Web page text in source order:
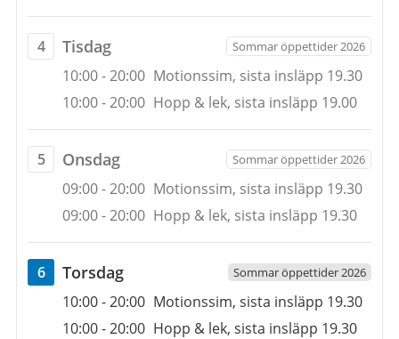
augusti
2026
4
tisdag
4
augusti
Tisdag Sommar öppettider 2026
10:00-20:00 Motionssim, sista insläpp 19.30
10:00-20:00 Hopp & lek, sista insläpp 19.00
5
onsdag
5
augusti
Onsdag Sommar öppettider 2026
09:00-20:00 Motionssim, sista insläpp 19.30
09:00-20:00 Hopp & lek, sista insläpp 19.30
6
torsdag
6
augusti
Torsdag Sommar öppettider 2026
10:00-20:00 Motionssim, sista insläpp 19.30
10:00-20:00 Hopp & lek, sista insläpp 19.30